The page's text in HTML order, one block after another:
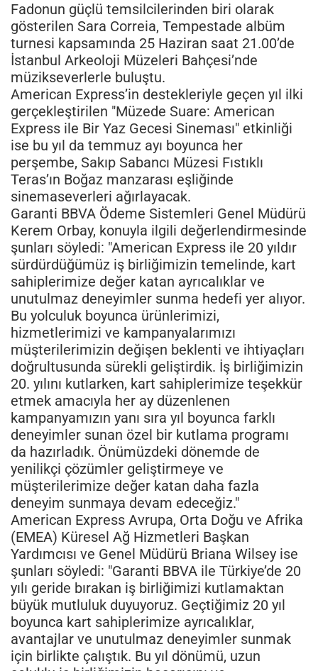
Fadonun güçlü temsilcilerinden biri olarak
gösterilen Sara Correia, Tempestade albüm
turnesi kapsamında 25 Haziran saat 21.00’de
İstanbul Arkeoloji Müzeleri Bahçesi’nde
müzikseverlerle buluştu.
American Express’in destekleriyle geçen yıl ilki
gerçekleştirilen "Müzede Suare: American
Express ile Bir Yaz Gecesi Sineması" etkinliği
ise bu yıl da temmuz ayı boyunca her
perşembe, Sakıp Sabancı Müzesi Fıstıklı
Teras’ın Boğaz manzarası eşliğinde
sinemaseverleri ağırlayacak.
Garanti BBVA Ödeme Sistemleri Genel Müdürü
Kerem Orbay, konuyla ilgili değerlendirmesinde
şunları söyledi: "American Express ile 20 yıldır
sürdürdüğümüz iş birliğimizin temelinde, kart
sahiplerimize değer katan ayrıcalıklar ve
unutulmaz deneyimler sunma hedefi yer alıyor.
Bu yolculuk boyunca ürünlerimizi,
hizmetlerimizi ve kampanyalarımızı
müşterilerimizin değişen beklenti ve ihtiyaçları
doğrultusunda sürekli geliştirdik. İş birliğimizin
20. yılını kutlarken, kart sahiplerimize teşekkür
etmek amacıyla her ay düzenlenen
kampanyamızın yanı sıra yıl boyunca farklı
deneyimler sunan özel bir kutlama programı
da hazırladık. Önümüzdeki dönemde de
yenilikçi çözümler geliştirmeye ve
müşterilerimize değer katan daha fazla
deneyim sunmaya devam edeceğiz."
American Express Avrupa, Orta Doğu ve Afrika
(EMEA) Küresel Ağ Hizmetleri Başkan
Yardımcısı ve Genel Müdürü Briana Wilsey ise
şunları söyledi: "Garanti BBVA ile Türkiye’de 20
yılı geride bırakan iş birliğimizi kutlamaktan
büyük mutluluk duyuyoruz. Geçtiğimiz 20 yıl
boyunca kart sahiplerimize ayrıcalıklar,
avantajlar ve unutulmaz deneyimler sunmak
için birlikte çalıştık. Bu yıl dönümü, uzun